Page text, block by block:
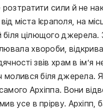
сили й не
міста Ієраполя, на
цілющого джерела.
хвороби,
звів храм в ім’я
біля джерела.
Архіппа. Вони
усе в прірву. Архіпп,